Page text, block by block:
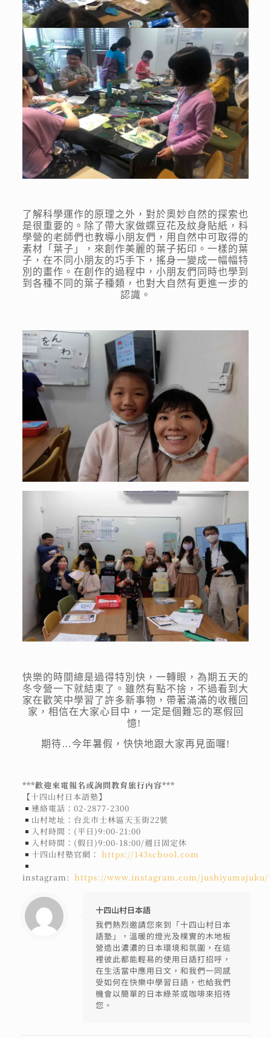
了解科學運作的原理之外，對於奧妙自然的探索也
是很重要的。除了帶大家做蝶豆花及紋身貼紙，科
學營的老師們也教導小朋友們，用自然中可取得的
素材「葉子」，來創作美麗的葉子拓印。一樣的葉
子，在不同小朋友的巧手下，搖身一變成一幅幅特
別的畫作。在創作的過程中，小朋友們同時也學到
到各種不同的葉子種類，也對大自然有更進一步的
認識。
快樂的時間總是過得特別快，一轉眼，為期五天的
冬令營一下就結束了。雖然有點不捨，不過看到大
家在歡笑中學習了許多新事物，帶著滿滿的收穫回
家，相信在大家心目中，一定是個難忘的寒假回
憶!
期待…今年暑假，快快地跟大家再見面囉!
***歡迎來電報名或詢問教育旅行內容***
【十四山村日本語塾】
連絡電話：02-2877-2300
山村地址：台北市士林區天玉街22號
入村時間：(平日)9:00-21:00
入村時間：(假日)9:00-18:00/週日固定休
十四山村塾官網： https://143school.com
instagram: https://www.instagram.com/jushiyamajuku/
十四山村日本語
我們熱烈邀請您來到「十四山村日本
語塾」，溫暖的燈光及樸實的木地板
營造出濃濃的日本環境和氛圍，在這
裡彼此都能輕易的使用日語打招呼，
在生活當中應用日文，和我們一同感
受如何在快樂中學習日語，也給我們
機會以簡單的日本綠茶或咖啡來招待
您。